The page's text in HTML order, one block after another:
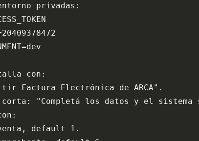
privadas:
con:
Factura Electrónica de ARCA".
"Completá los datos y el sistema
default 1.